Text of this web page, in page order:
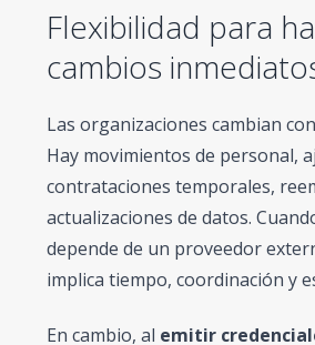
Flexibilidad para
cambios
Las organizaciones cambian
Hay movimientos de personal,
contrataciones temporales,
actualizaciones de datos.
depende de un proveedor
implica tiempo, coordinación y
En cambio, al emitir